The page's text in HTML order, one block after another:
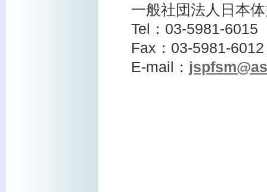
一般社団法人日本
Tel：03-5981-6015
Fax：03-5981-
E-mail：